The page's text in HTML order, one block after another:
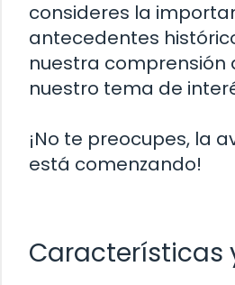
consideres la
antecedentes
nuestra comprensión
nuestro tema de
¡No te preocupes, la
está comenzando!
Características